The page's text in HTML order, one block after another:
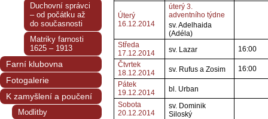
Úterý
16.12.2014
úterý 3.
adventního týdne
sv. Adelhaida
(Adéla)
Středa
17.12.2014
sv. Lazar
16:00
Čtvrtek
18.12.2014
sv. Rufus a Zosim
16:00
Pátek
19.12.2014
bl. Urban
Sobota
20.12.2014
sv. Dominik
Siloský
Duchovní správci
– od počátku až
do současnosti
Matriky farnosti
1625 – 1913
Farní klubovna
Fotogalerie
K zamyšlení a poučení
Modlitby